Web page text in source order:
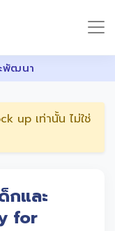
พัฒนา
up เท่านั้น ไม่ใช่
กและ
for